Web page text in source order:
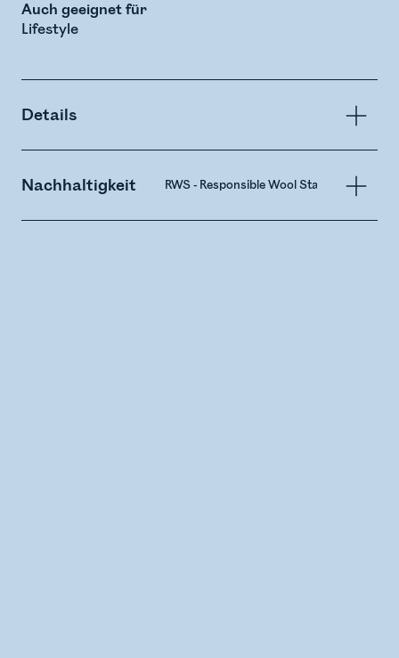
Auch geeignet für
Lifestyle
Details
Nachhaltigkeit RWS - Responsible Wool Standard